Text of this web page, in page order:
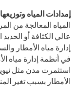
إمدادات المياه
المياه المعالجة من
عالي الكثافة أو
إدارة مياه الأمطار
في أنظمة إدارة مياه
استثمرت مدن مثل
الأمطار بسبب تغير